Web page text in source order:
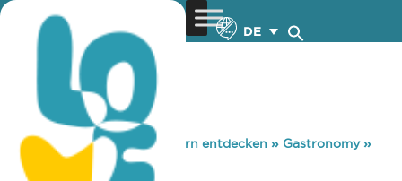
DE
You are here: Home »Zypern entdecken » Gastronomy»
STEFANOS FISH TAVERN